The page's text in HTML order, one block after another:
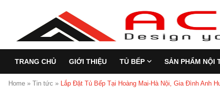
TRANG CHỦ GIỚI THIỆU TỦ BẾP SẢN PHẨM NỘI
Home » Tin tức » Lắp Đặt Tủ Bếp Tại Hoàng Mai-Hà Nội, Gia Đình Anh